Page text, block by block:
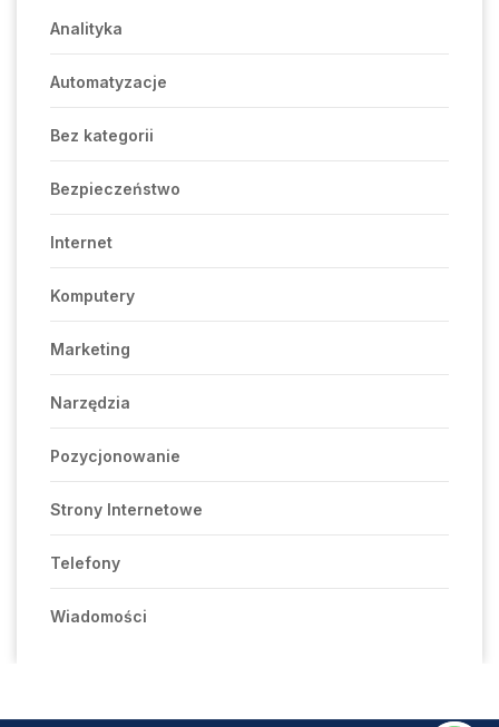
Analityka
Automatyzacje
Bez kategorii
Bezpieczeństwo
Internet
Komputery
Marketing
Narzędzia
Pozycjonowanie
Strony Internetowe
Telefony
Wiadomości